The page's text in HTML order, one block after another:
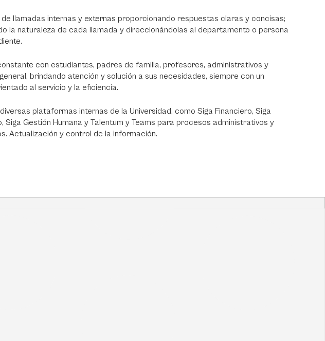
llamadas internas y externas proporcionando respuestas claras y concisas;
la naturaleza de cada llamada y direccionándolas al departamento o persona
con estudiantes, padres de familia, profesores, administrativos y
brindando atención y solución a sus necesidades, siempre con un
al servicio y la eficiencia.
plataformas internas de la Universidad, como Siga Financiero, Siga
Siga Gestión Humana y Talentum y Teams para procesos administrativos y
Actualización y control de la información.